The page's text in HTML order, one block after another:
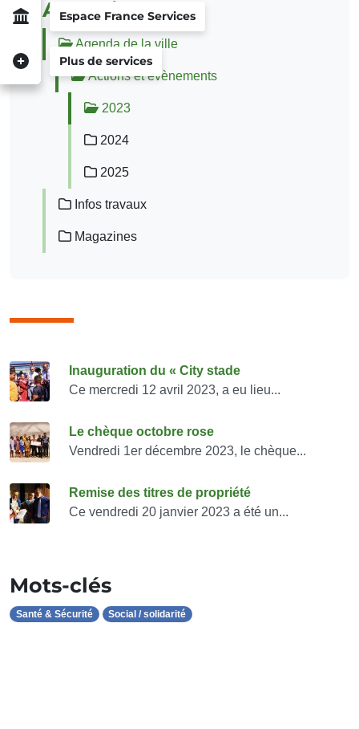
Espace France Services
Plus de services
Actualités
Agenda de la ville
Actions et évènements
2023
2024
2025
Infos travaux
Magazines
Consulter également
Inauguration du « City stade
Ce mercredi 12 avril 2023, a eu lieu...
Le chèque octobre rose
Vendredi 1er décembre 2023, le chèque...
Remise des titres de propriété
Ce vendredi 20 janvier 2023 a été un...
Mots-clés
Santé & Sécurité Social / solidarité